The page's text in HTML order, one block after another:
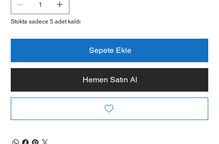
Stokta sadece 5 adet kaldı
Sepete Ekle
Hemen Satın Al